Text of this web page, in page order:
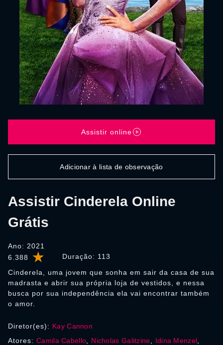
6.388 Duração: 113
Assistir Cinderela Online
Grátis
Ano: 2021
Cinderela, uma jovem que sonha em sair da casa de sua
madrasta e abrir sua própria loja de vestidos, e nessa
busca por sua independência ela vai encontrar também
o amor.
Assistir online
Adicionar à lista de observação
Diretor(es): Kay Cannon
Atores: Camila Cabello Nicholas Galitzine Idina Menzel